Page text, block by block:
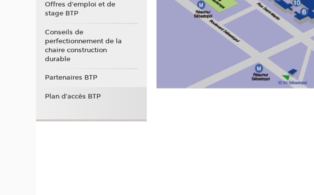
Offres d'emploi et de
stage BTP
Conseils de
perfectionnement de la
chaire construction
durable
Partenaires BTP
Plan d'accès BTP